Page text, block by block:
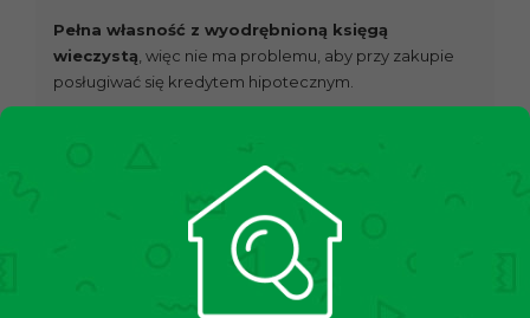
Pełna własność z wyodrębnioną księgą
wieczystą , więc nie ma problemu, aby przy zakupie
posługiwać się kredytem hipotecznym.
Atutem lokalu jest jego lokalizacja – nieruchomość
znajduje się przy ulicy Bosaków. Zaraz obok znajduje
głównych wylotowych tras z Krakowa
. W kilka minut piechotą będzie można dotrzeć
przystanek podziemnego
W 3 minuty można dojść na przystanek